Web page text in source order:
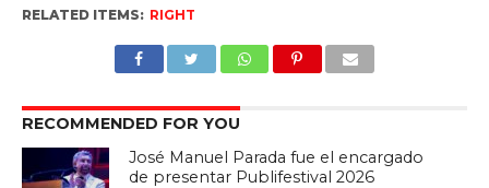
RELATED ITEMS: RIGHT
RECOMMENDED FOR YOU
José Manuel Parada fue el encargado
de presentar Publifestival 2026